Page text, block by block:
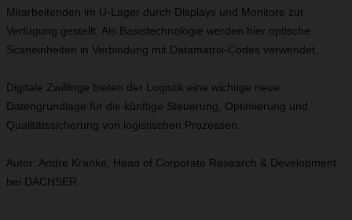
Mitarbeitenden im U-Lager durch Displays und Monitore zur
Verfügung gestellt. Als Basistechnologie werden hier optische
Scaneinheiten in Verbindung mit Datamatrix-Codes verwendet.
Digitale Zwillinge bieten der Logistik eine wichtige neue
Datengrundlage für die künftige Steuerung, Optimierung und
Qualitätssicherung von logistischen Prozessen.
Autor: Andre Kranke, Head of Corporate Research & Development
bei DACHSER.